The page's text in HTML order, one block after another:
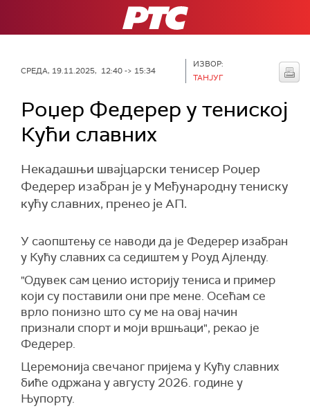
РТС
СРЕДА, 19.11.2025, 12:40 -> 15:34
ИЗВОР:
ТАНЈУГ
Роџер Федерер у тениској
Кући славних
Некадашњи швајцарски тенисер Роџер
Федерер изабран је у Међународну тениску
кућу славних, пренео је АП.
У саопштењу се наводи да је Федерер изабран
у Кућу славних са седиштем у Роуд Ајленду.
"Одувек сам ценио историју тениса и пример
који су поставили они пре мене. Осећам се
врло понизно што су ме на овај начин
признали спорт и моји вршњаци", рекао је
Федерер.
Церемонија свечаног пријема у Кућу славних
биће одржана у августу 2026. године у
Њупорту.